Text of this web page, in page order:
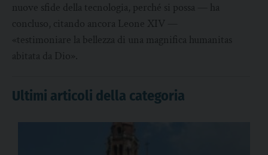
nuove sfide della tecnologia, perché si possa — ha
concluso, citando ancora Leone XIV —
«testimoniare la bellezza di una magnifica humanitas
abitata da Dio».
Ultimi articoli della categoria